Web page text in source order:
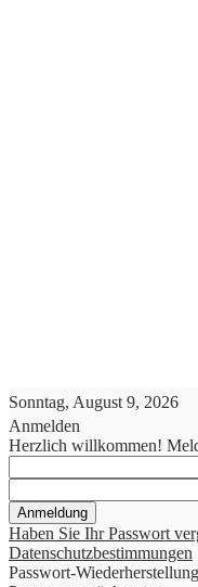
Sonntag, August 9, 2026
Anmelden
Herzlich willkommen!
Haben Sie Ihr Passwort
Datenschutzbestimmungen
Passwort-Wiederherstellung